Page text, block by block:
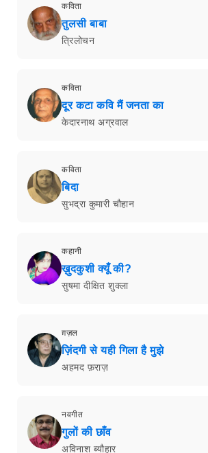
कविता
तुलसी बाबा
त्रिलोचन
कविता
दूर कटा कवि मैं जनता का
केदारनाथ अग्रवाल
कविता
बिदा
सुभद्रा कुमारी चौहान
कहानी
ख़ुदकुशी क्यूँ की?
सुषमा दीक्षित शुक्ला
ग़ज़ल
ज़िंदगी से यही गिला है मुझे
अहमद फ़राज़
नवगीत
गुलों की छाँव
अविनाश ब्यौहार